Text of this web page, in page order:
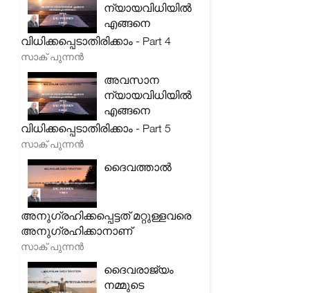
ന്യായവിധിയിൽ
എങ്ങനെ
വിധിക്കപ്പെടാതിരിക്കാം - Part 4
സാക് പുന്നൻ
അവസാന
ന്യായവിധിയിൽ
എങ്ങനെ
വിധിക്കപ്പെടാതിരിക്കാം - Part 5
സാക് പുന്നൻ
ദൈവത്താൽ
അനുഗ്രഹിക്കപ്പെട്ടത് മറ്റുള്ളവരെ
അനുഗ്രഹിക്കാനാണ്
സാക് പുന്നൻ
ദൈവരാജ്യം
നമ്മുടെ